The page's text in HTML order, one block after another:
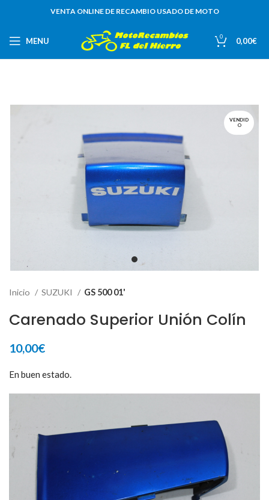
VENTA ONLINE DE RECAMBIO USADO DE MOTO
MENU 0 0,00€
VENDID
O
Inicio SUZUKI GS 500 01'
Carenado Superior Unión Colín
10,00€
En buen estado.